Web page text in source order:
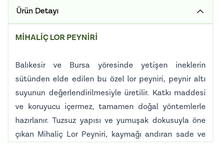
Ürün Detayı
MİHALİÇ LOR PEYNİRİ
Balıkesir ve Bursa yöresinde yetişen ineklerin
sütünden elde edilen bu özel lor peyniri, peynir altı
suyunun değerlendirilmesiyle üretilir. Katkı maddesi
ve koruyucu içermez, tamamen doğal yöntemlerle
hazırlanır. Tuzsuz yapısı ve yumuşak dokusuyla öne
çıkan Mihaliç Lor Peyniri, kaymağı andıran sade ve